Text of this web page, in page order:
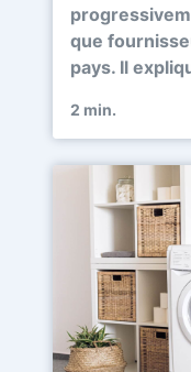
que
pays. Il
2 min.